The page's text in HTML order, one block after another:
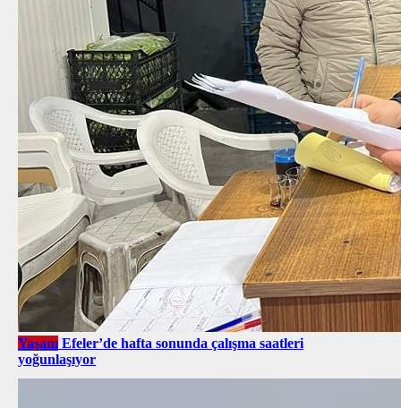
Yaşam Efeler’de hafta sonunda çalışma saatleri
yoğunlaşıyor